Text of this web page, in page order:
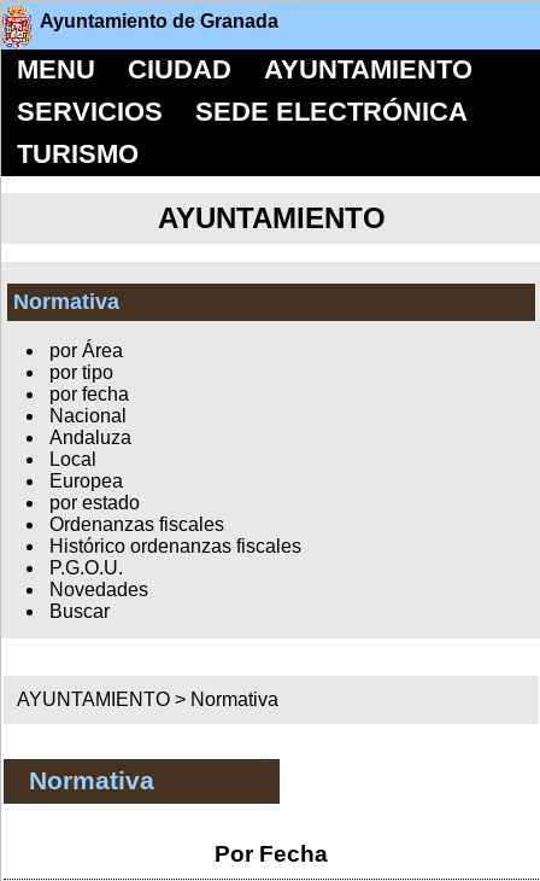
Ayuntamiento de Granada
MENU CIUDAD
AYUNTAMIENTO
SERVICIOS
SEDE ELECTRÓNICA
TURISMO
AYUNTAMIENTO
Normativa
por Área
por tipo
por fecha
Nacional
Andaluza
Local
Europea
por estado
Ordenanzas fiscales
Histórico ordenanzas fiscales
P.G.O.U.
Novedades
Buscar
AYUNTAMIENTO > Normativa
Normativa
Por Fecha